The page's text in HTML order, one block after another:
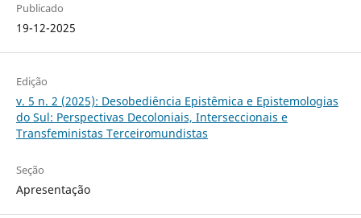
Publicado
19-12-2025
Edição
v. 5 n. 2 (2025): Desobediência Epistêmica e Epistemologias
do Sul: Perspectivas Decoloniais, Interseccionais e
Transfeministas Terceiromundistas
Seção
Apresentação